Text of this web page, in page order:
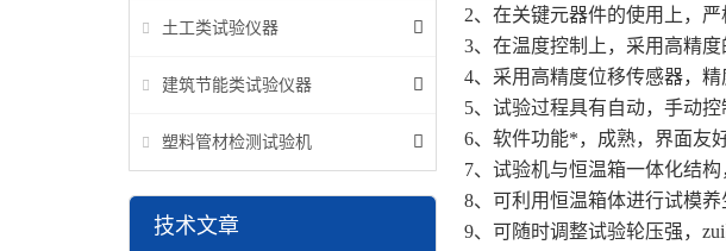
土工类试验仪器
建筑节能类试验仪器
塑料管材检测试验机
技术文章
2、在关键元器件的使用上，
3、在温度控制上，采用高精
4、采用高精度位移传感器，
5、试验过程具有自动，手动
6、软件功能*，成熟，界面友
7、试验机与恒温箱一体化结
8、可利用恒温箱体进行试模养
9、可随时调整试验轮压强，